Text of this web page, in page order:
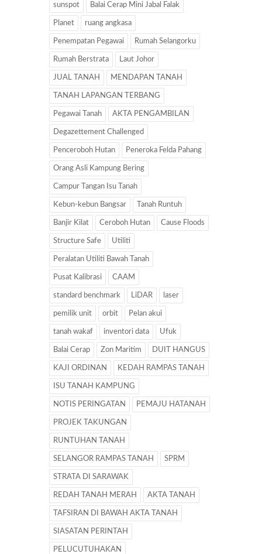
sunspot Balai Cerap Mini Jabal Falak
Planet ruang angkasa
Penempatan Pegawai Rumah Selangorku
Rumah Berstrata Laut Johor
JUAL TANAH MENDAPAN TANAH
TANAH LAPANGAN TERBANG
Pegawai Tanah AKTA PENGAMBILAN
Degazettement Challenged
Penceroboh Hutan Peneroka Felda Pahang
Orang Asli Kampung Bering
Campur Tangan Isu Tanah
Kebun-kebun Bangsar Tanah Runtuh
Banjir Kilat Ceroboh Hutan Cause Floods
Structure Safe Utiliti
Peralatan Utiliti Bawah Tanah
Pusat Kalibrasi CAAM
standard benchmark LiDAR laser
pemilik unit orbit Pelan akui
tanah wakaf inventori data Ufuk
Balai Cerap Zon Maritim DUIT HANGUS
KAJI ORDINAN KEDAH RAMPAS TANAH
ISU TANAH KAMPUNG
NOTIS PERINGATAN PEMAJU HATANAH
PROJEK TAKUNGAN
RUNTUHAN TANAH
SELANGOR RAMPAS TANAH SPRM
STRATA DI SARAWAK
REDAH TANAH MERAH AKTA TANAH
TAFSIRAN DI BAWAH AKTA TANAH
SIASATAN PERINTAH
PELUCUTUHAKAN